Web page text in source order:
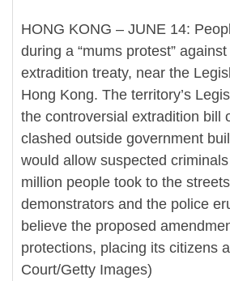
HONG KONG – JUNE 14:
during a “mums protest”
extradition treaty, near the
Hong Kong. The territory’s
the controversial extradition bill
clashed outside government
would allow suspected
million people took to the
demonstrators and the police
believe the proposed
protections, placing its citizens
Court/Getty Images)